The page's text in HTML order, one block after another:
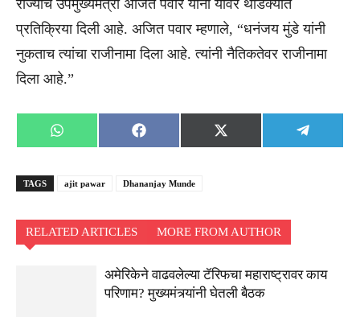
राज्याचे उपमुख्यमंत्री अजित पवार यांनी यावर थोडक्यात
प्रतिक्रिया दिली आहे. अजित पवार म्हणाले, “धनंजय मुंडे यांनी
नुकताच त्यांचा राजीनामा दिला आहे. त्यांनी नैतिकतेवर राजीनामा
दिला आहे.”
Share
on
WhatsApp
Share
on
Facebook
Share
on
X
(Twitter)
Share
on
TAGS ajit pawar Dhananjay Munde
RELATED ARTICLES MORE FROM AUTHOR
अमेरिकेने वाढवलेल्या टॅरिफचा महाराष्ट्रावर काय
परिणाम? मुख्यमंत्र्यांनी घेतली बैठक